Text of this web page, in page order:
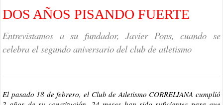
DOS AÑOS PISANDO FUERTE
Entrevistamos a su fundador, Javier Pons, cuando se
celebra el segundo aniversario del club de atletismo
El pasado 18 de febrero, el Club de Atletismo CORRELIANA cumplió